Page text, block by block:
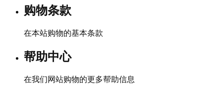
购物条款
在本站购物的基本条款
帮助中心
在我们网站购物的更多帮助信息